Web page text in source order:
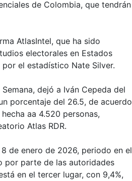
de Colombia, que tendrán
AtlasIntel, que ha sido
electorales en Estados
el estadístico Nate Silver.
dejó a Iván Cepeda del
porcentaje del 26.5, de acuerdo
aa 4.520 personas,
Atlas RDR.
de enero de 2026, periodo en el
por parte de las autoridades
en el tercer lugar, con 9,4%,